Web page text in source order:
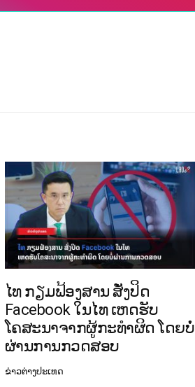
ໄທ ກຽມຟ້ອງສານ ສັ່ງປິດ
Facebook ໃນໄທ ເຫດຮັບ
ໂຄສະນາຈາກຜູ້ກະທໍາຜິດ ໂດຍບໍ່
ຜ່ານການກວດສອບ
ຂ່າວຕ່າງປະເທດ